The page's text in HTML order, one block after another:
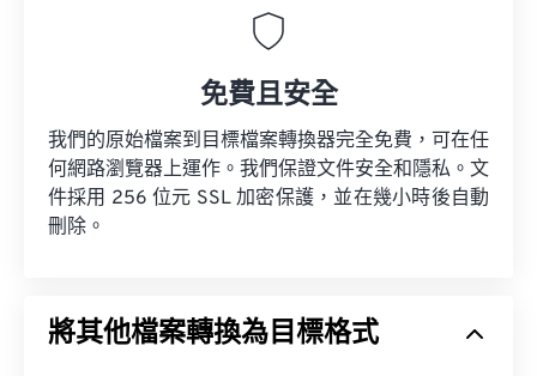
免費且安全
我們的原始檔案到目標檔案轉換器完全免費，可在任
何網路瀏覽器上運作。我們保證文件安全和隱私。文
件採用 256 位元 SSL 加密保護，並在幾小時後自動
刪除。
將其他檔案轉換為目標格式